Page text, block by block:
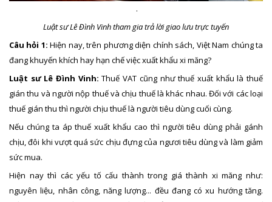
.
Luật sư Lê Đình Vinh tham gia trả lời giao lưu trực tuyến
Câu hỏi 1:Hiện nay, trên phương diện chính sách, Việt Nam chúng ta
đang khuyến khích hay hạn chế việc xuất khẩu xi măng?
Luật sư Lê Đình Vinh:Thuế VAT cũng như thuế xuất khẩu là thuế
gián thu và người nộp thuế và chịu thuế là khác nhau. Đối với các loại
thuế gián thu thì người chịu thuế là người tiêu dùng cuối cùng.
Nếu chúng ta áp thuế xuất khẩu cao thì người tiêu dùng phải gánh
chịu, đôi khi vượt quá sức chịu đựng của ngươi tiêu dùng và làm giảm
sức mua.
Hiện nay thì các yếu tố cấu thành trong giá thành xi măng như:
nguyên liệu, nhân công, năng lượng... đều đang có xu hướng tăng.